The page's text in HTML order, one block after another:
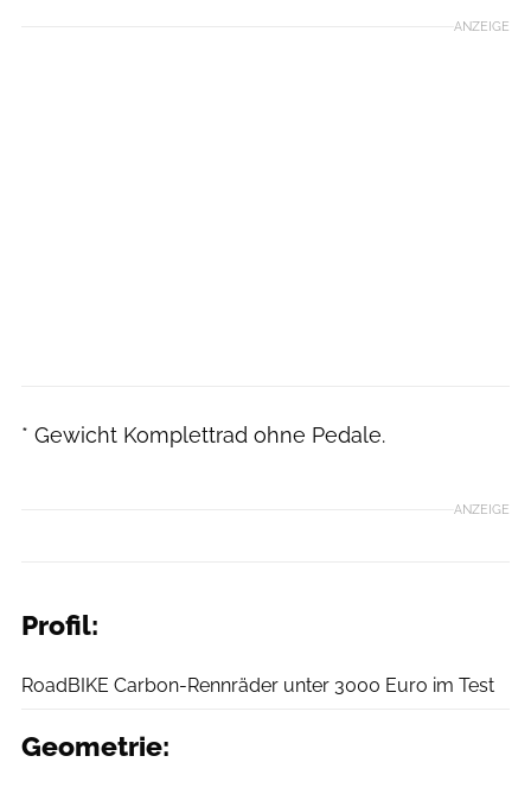
ANZEIGE
* Gewicht Komplettrad ohne Pedale.
ANZEIGE
Profil:
RoadBIKE Carbon-Rennräder unter 3000 Euro im Test
Geometrie: